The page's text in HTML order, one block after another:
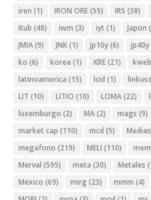
iren (1) IRON ORE(55) IRS (38)
Itub (48) iwm (3) iyt (1) Japon
JMIA(9) JNK(1) jp10y(6) jp40y
ko (6) korea (1) KRE(21) kweb
latinoamerica (15) lcid (1) linkusd
LIT (10) LITIO (10) LOMA(22)
luxemburgo (2) MA(2) mags (9)
market cap (110) mcd (5)
megafono (219) MELI (110)
Merval (595) meta (30) Metales
Mexico (69) mirg (23) mmm (4)